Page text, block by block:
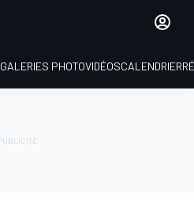
GALERIES PHOTOVIDÉOSCALENDRIER